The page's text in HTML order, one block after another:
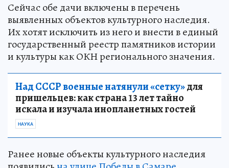
Сейчас обе дачи включены в перечень
выявленных объектов культурного наследия.
Их хотят исключить из него и внести в единый
государственный реестр памятников истории
и культуры как ОКН регионального значения.
Над СССР военные натянули «сетку»для
пришельцев: как страна 13 лет тайно
искала и изучала инопланетных гостей
НАУКА
Ранее новые объекты культурного наследия